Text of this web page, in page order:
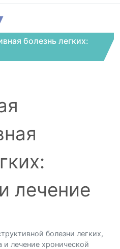
болезнь легких:
лечение
болезни легких,
лечение хронической